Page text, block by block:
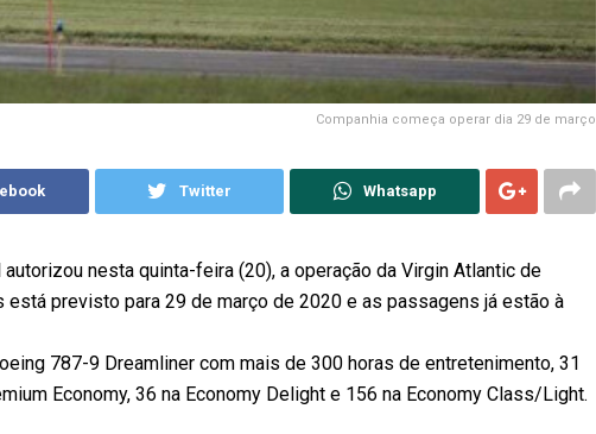
Companhia começa operar dia 29 de março
Twitter Whatsapp
nesta quinta-feira (20), a operação da Virgin Atlantic de
previsto para 29 de março de 2020 e as passagens já estão à
787-9 Dreamliner com mais de 300 horas de entretenimento, 31
Economy, 36 na Economy Delight e 156 na Economy Class/Light.